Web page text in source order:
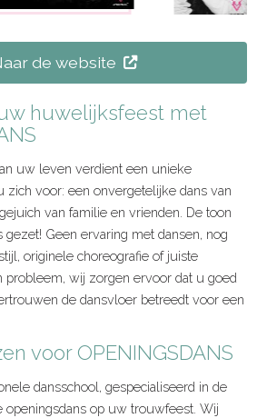
de website
huwelijksfeest met
uw leven verdient een unieke
zich voor: een onvergetelijke dans van
van familie en vrienden. De toon
Geen ervaring met dansen, nog
originele choreografie of juiste
probleem, wij zorgen ervoor dat u goed
de dansvloer betreedt voor een
voor OPENINGSDANS
dansschool, gespecialiseerd in de
openingsdans op uw trouwfeest. Wij